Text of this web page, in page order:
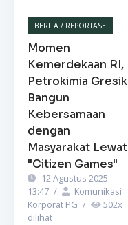
BERITA / REPORTASE
Momen
Kemerdekaan RI,
Petrokimia Gresik
Bangun
Kebersamaan
dengan
Masyarakat Lewat
"Citizen Games"
12 Agustus 2025
13:47 /
Komunikasi
Korporat PG / 502x
dilihat